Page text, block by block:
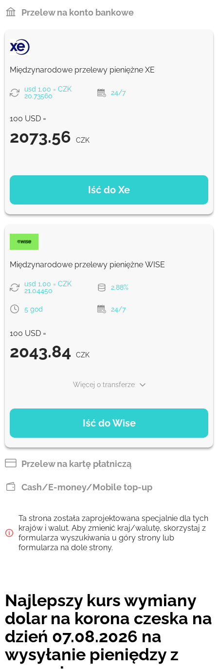
Przelew na konto bankowe
Międzynarodowe przelewy pieniężne XE
usd 1.00 = CZK
20.73560
24/7
100 USD =
2073.56 CZK
Iść do Xe
OPCJE PŁATNOŚCI
2073.56 CZK NaN d
Prowizja Strumok, zawsze 0%
Międzynarodowe przelewy pieniężne WISE
usd 1.00 = CZK
21.04450
2.88%
5 god 24/7
100 USD =
2043.84 CZK
Iść do Wise
Więcej o transferze
OPCJE PŁATNOŚCI
2043.84 CZK 5 god
Prowizja Strumok, zawsze 0%
Przelew na kartę płatniczą
Cash/E-money/Mobile top-up
Ta strona została zaprojektowana specjalnie dla tych
krajów i walut. Aby zmienić kraj/walutę, skorzystaj z
formularza wyszukiwania u góry strony lub
formularza na dole strony.
Najlepszy kurs wymiany
dolar na korona czeska na
dzień 07.08.2026 na
wysyłanie pieniędzy z